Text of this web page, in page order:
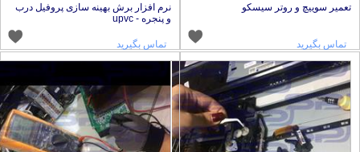
سوییچ و روتر سیسکو
تماس بگیرید
نرم افزار برش بهینه سازی پروفیل درب
و پنجره - upvc
تماس بگیرید